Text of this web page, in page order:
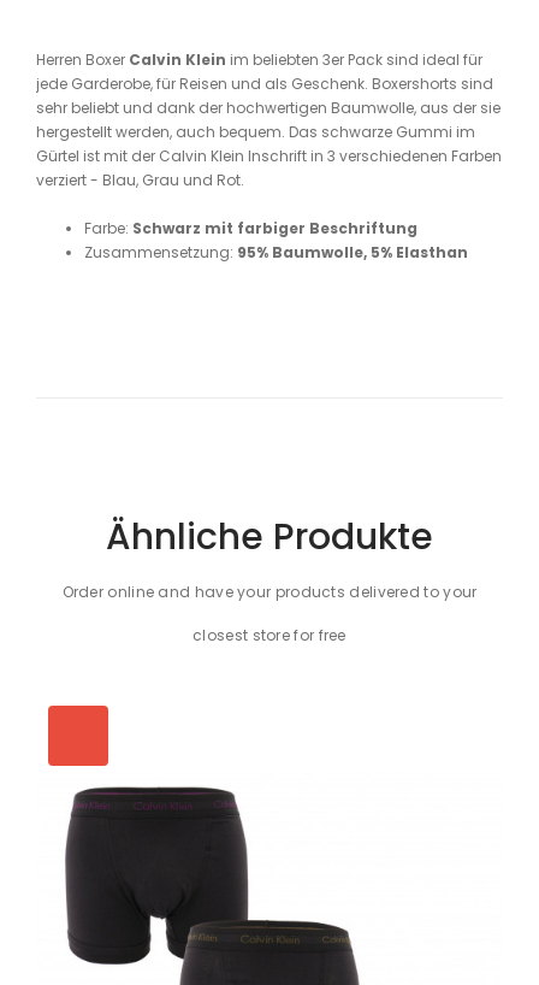
Herren Boxer Calvin Klein im beliebten 3er Pack sind ideal für
jede Garderobe, für Reisen und als Geschenk. Boxershorts sind
sehr beliebt und dank der hochwertigen Baumwolle, aus der sie
hergestellt werden, auch bequem. Das schwarze Gummi im
Gürtel ist mit der Calvin Klein Inschrift in 3 verschiedenen Farben
verziert - Blau, Grau und Rot.
Farbe: Schwarz mit farbiger Beschriftung
Zusammensetzung: 95% Baumwolle, 5% Elasthan
Ähnliche Produkte
Order online and have your products delivered to your
closest store for free